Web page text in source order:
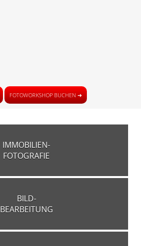
FOTOWORKSHOP BUCHEN ➜
IMMOBILIEN-
FOTOGRAFIE
BILD-
BEARBEITUNG